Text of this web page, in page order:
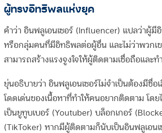
ผู้ทรงอิทธิพลแห่งยุค
คำว่า อินฟลูเอนเซอร์ (Influencer) แปลว่าผู้มี
หรือกลุ่มคนที่มีอิทธิพลต่อผู้อื่น และไม่ว่าพวกเ
สามารถสร้างแรงจูงใจให้ผู้ติดตามเชื่อถือและท
ยุ่นอธิบายว่า อินฟลูเอนเซอร์ไม่จำเป็นต้องมีชื่
โดดเด่นของเนื้อหาที่ทำให้คนอยากติดตาม โ
เป็นยูทูบเบอร์ (Youtuber) บล็อกเกอร์
(TikToker) หากมีผู้ติดตามก็นับเป็นอินฟลูเอนเ